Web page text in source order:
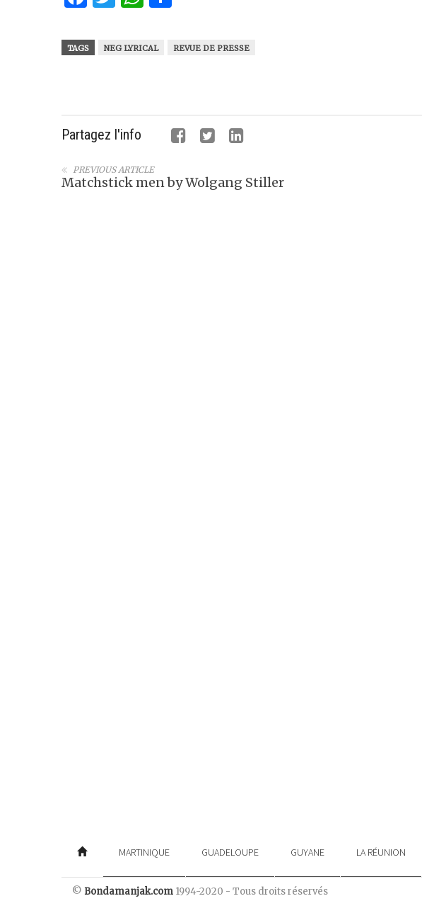
TAGS NEG LYRICAL REVUE DE PRESSE
Partagez l'info
PREVIOUS ARTICLE
Matchstick men by Wolgang Stiller
MARTINIQUE GUADELOUPE GUYANE LA RÉUNION
© Bondamanjak.com 1994-2020 - Tous droits réservés